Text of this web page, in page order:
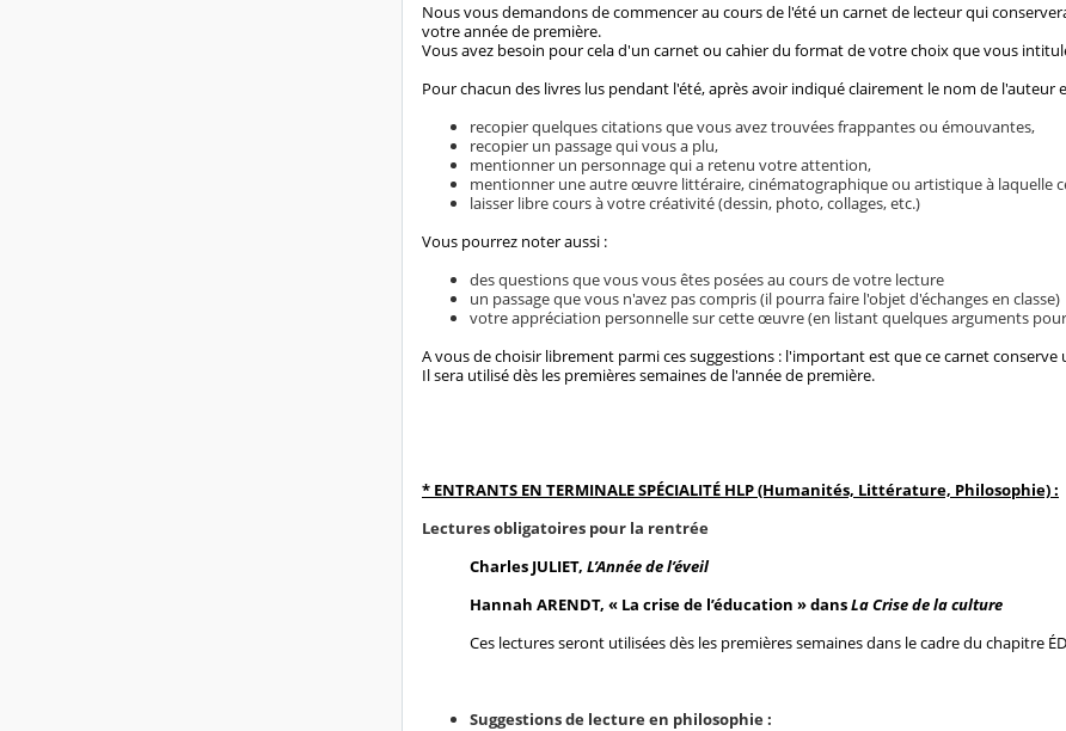
Nous vous demandons de commencer au cours de l'été un carnet de lecteur qui
votre année de première.
Vous avez besoin pour cela d'un carnet ou cahier du format de votre choix que vous
Pour chacun des livres lus pendant l'été, après avoir indiqué clairement le nom de l'auteur
recopier quelques citations que vous avez trouvées frappantes ou émouvantes,
recopier un passage qui vous a plu,
mentionner un personnage qui a retenu votre attention,
mentionner une autre œuvre littéraire, cinématographique ou artistique à laquelle
laisser libre cours à votre créativité (dessin, photo, collages, etc.)
Vous pourrez noter aussi :
des questions que vous vous êtes posées au cours de votre lecture
un passage que vous n'avez pas compris (il pourra faire l'objet d'échanges en classe)
votre appréciation personnelle sur cette œuvre (en listant quelques arguments
A vous de choisir librement parmi ces suggestions : l'important est que ce carnet conserve
Il sera utilisé dès les premières semaines de l'année de première.
* ENTRANTS EN TERMINALE SPÉCIALITÉ HLP (Humanités, Littérature, Philosophie) :
Lectures obligatoires pour la rentrée
Charles JULIET, L’Année de l’éveil
Hannah ARENDT, « La crise de l’éducation » dansLa Crise de la culture
Ces lectures seront utilisées dès les premières semaines dans le cadre du chapitre
Suggestions de lecture en philosophie :